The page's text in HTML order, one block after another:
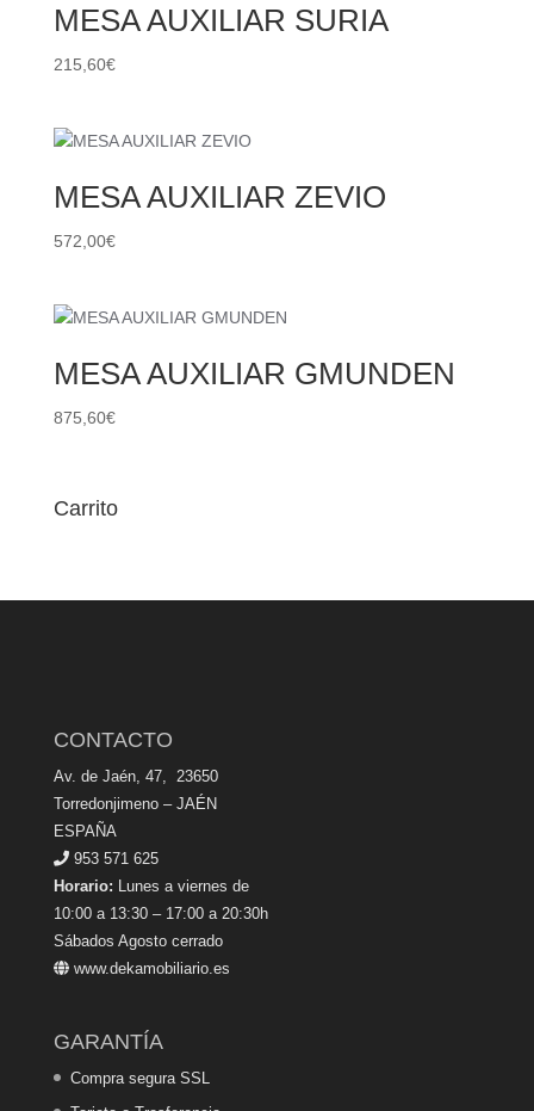
MESA AUXILIAR SURIA
215,60€
MESA AUXILIAR ZEVIO
572,00€
MESA AUXILIAR GMUNDEN
875,60€
Carrito
CONTACTO
Av. de Jaén, 47, 23650
Torredonjimeno – JAÉN
ESPAÑA
953 571 625
Horario: Lunes a viernes de
10:00 a 13:30 – 17:00 a 20:30h
Sábados Agosto cerrado
www.dekamobiliario.es
GARANTÍA
Compra segura SSL